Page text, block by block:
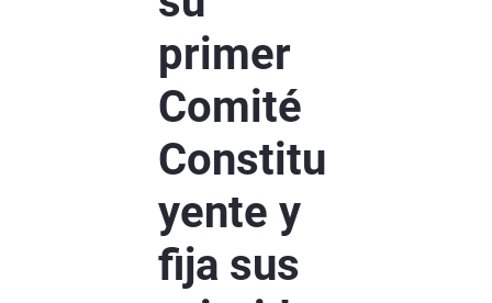
primer
Comité
Constitu
yente y
fija sus